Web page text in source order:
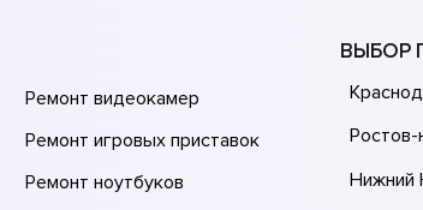
Ремонт видеокамер
Ремонт игровых приставок
Ремонт ноутбуков
ВЫБОР
Нижний